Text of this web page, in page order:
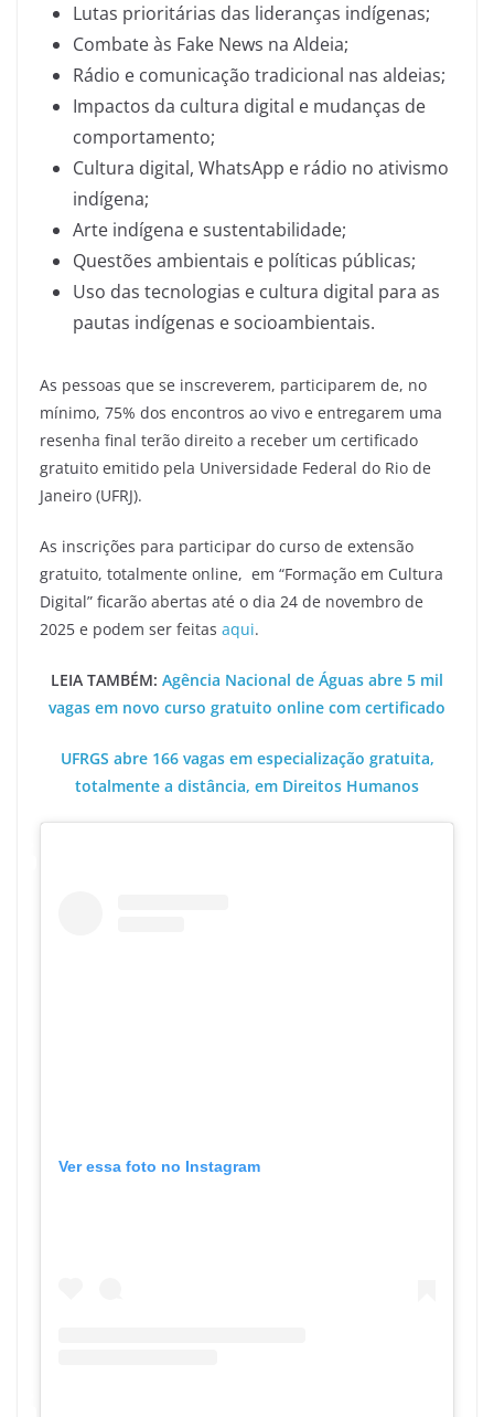
Lutas prioritárias das lideranças indígenas;
Combate às Fake News na Aldeia;
Rádio e comunicação tradicional nas aldeias;
Impactos da cultura digital e mudanças de
comportamento;
Cultura digital, WhatsApp e rádio no ativismo
indígena;
Arte indígena e sustentabilidade;
Questões ambientais e políticas públicas;
Uso das tecnologias e cultura digital para as
pautas indígenas e socioambientais.
As pessoas que se inscreverem, participarem de, no
mínimo, 75% dos encontros ao vivo e entregarem uma
resenha final terão direito a receber um certificado
gratuito emitido pela Universidade Federal do Rio de
Janeiro (UFRJ).
As inscrições para participar do curso de extensão
gratuito, totalmente online, em “Formação em Cultura
Digital” ficarão abertas até o dia 24 de novembro de
2025 e podem ser feitas aqui.
LEIA TAMBÉM: Agência Nacional de Águas abre 5 mil
vagas em novo curso gratuito online com certificado
UFRGS abre 166 vagas em especialização gratuita,
totalmente a distância, em Direitos Humanos
Ver essa foto no Instagram